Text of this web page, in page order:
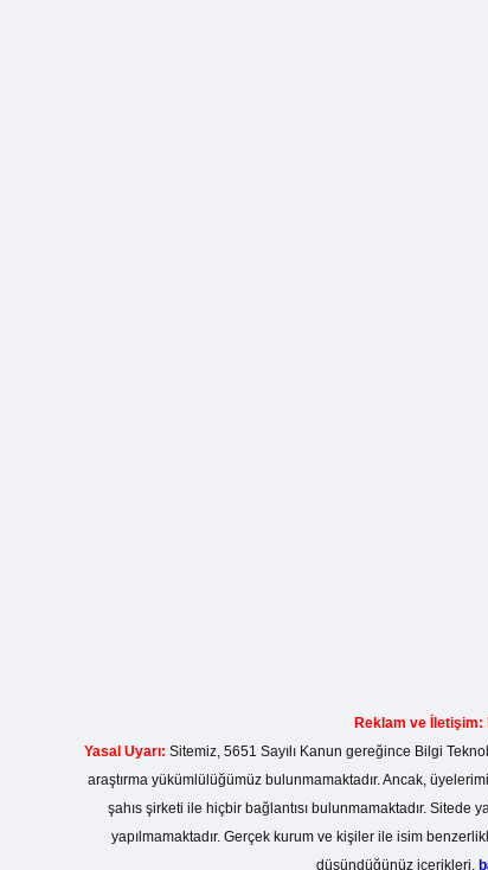
Reklam ve İletişim:
Yasal Uyarı: Sitemiz, 5651 Sayılı Kanun gereğince Bilgi
araştırma yükümlülüğümüz bulunmamaktadır. Ancak,
şahıs şirketi ile hiçbir bağlantısı bulunmamaktadır. Sitede
yapılmamaktadır. Gerçek kurum ve kişiler ile isim
düşündüğünüz içerikleri,